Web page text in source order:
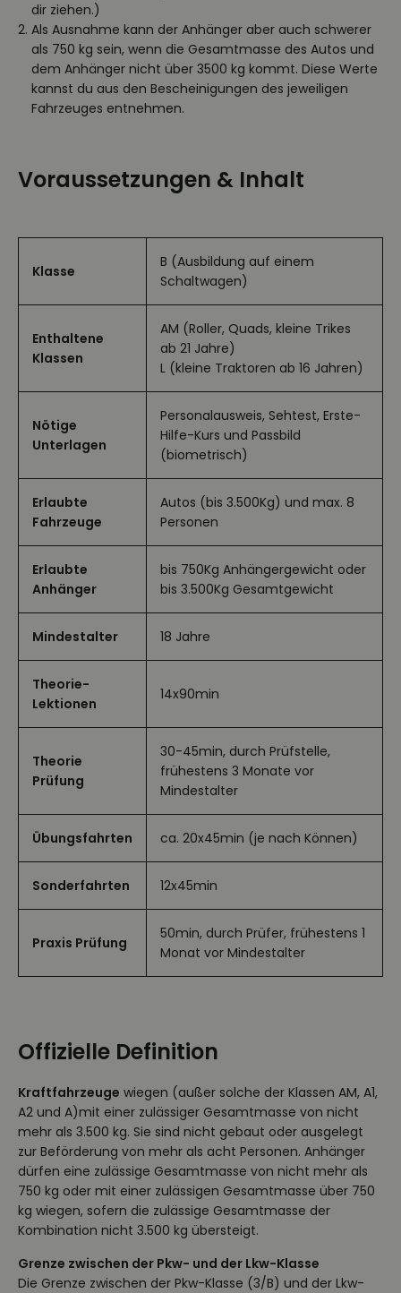
dir ziehen.)
Als Ausnahme kann der Anhänger aber auch schwerer
als 750 kg sein, wenn die Gesamtmasse des Autos und
dem Anhänger nicht über 3500 kg kommt. Diese Werte
kannst du aus den Bescheinigungen des jeweiligen
Fahrzeuges entnehmen.
Voraussetzungen & Inhalt
Klasse
B (Ausbildung auf einem
Schaltwagen)
Enthaltene
Klassen
AM (Roller, Quads, kleine Trikes
ab 21 Jahre)
L (kleine Traktoren ab 16 Jahren)
Nötige
Unterlagen
Personalausweis, Sehtest, Erste-
Hilfe-Kurs und Passbild
(biometrisch)
Erlaubte
Fahrzeuge
Autos (bis 3.500Kg) und max. 8
Personen
Erlaubte
Anhänger
bis 750Kg Anhängergewicht oder
bis 3.500Kg Gesamtgewicht
Mindestalter 18 Jahre
Theorie-
Lektionen
14x90min
Theorie
Prüfung
30-45min, durch Prüfstelle,
frühestens 3 Monate vor
Mindestalter
Übungsfahrten ca. 20x45min (je nach Können)
Sonderfahrten 12x45min
Praxis Prüfung
50min, durch Prüfer, frühestens 1
Monat vor Mindestalter
Offizielle Definition
Kraftfahrzeuge wiegen (außer solche der Klassen AM, A1,
A2 und A)mit einer zulässiger Gesamtmasse von nicht
mehr als 3.500 kg. Sie sind nicht gebaut oder ausgelegt
zur Beförderung von mehr als acht Personen. Anhänger
dürfen eine zulässige Gesamtmasse von nicht mehr als
750 kg oder mit einer zulässigen Gesamtmasse über 750
kg wiegen, sofern die zulässige Gesamtmasse der
Kombination nicht 3.500 kg übersteigt.
Grenze zwischen der Pkw- und der Lkw-Klasse
Die Grenze zwischen der Pkw-Klasse (3/B) und der Lkw-